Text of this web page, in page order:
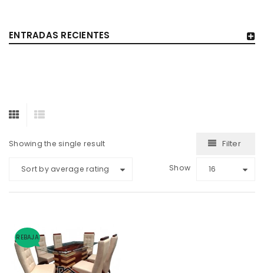
ENTRADAS RECIENTES
Showing the single result Filter
Sort by average rating Show 16
REBAJA